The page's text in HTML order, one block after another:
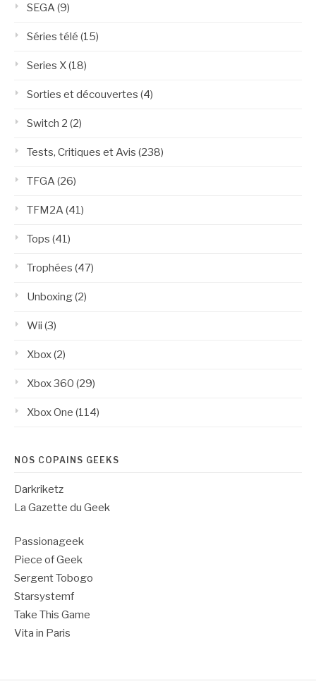
SEGA(9)
Séries télé (15)
Series X(18)
Sorties et découvertes (4)
Switch 2 (2)
Tests, Critiques et Avis (238)
TFGA(26)
TFM2A(41)
Tops (41)
Trophées (47)
Unboxing(2)
Wii (3)
Xbox(2)
Xbox 360 (29)
Xbox One (114)
NOS COPAINS GEEKS
Darkriketz
La Gazette du Geek
Passionageek
Piece of Geek
Sergent Tobogo
Starsystemf
Take This Game
Vita in Paris